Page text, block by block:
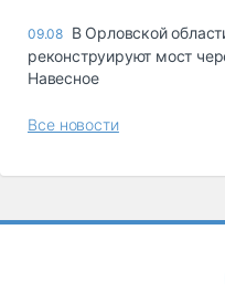
09.08 В Орловской
реконструируют мост
Навесное
Все новости